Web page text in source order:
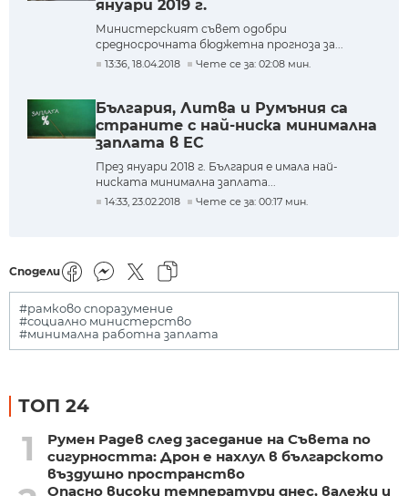
януари 2019 г.
Министерският съвет одобри
средносрочната бюджетна прогноза за...
13:36, 18.04.2018 Чете се за: 02:08 мин.
България, Литва и Румъния са
страните с най-ниска минимална
заплата в ЕС
През януари 2018 г. България е имала най-
ниската минимална заплата...
14:33, 23.02.2018 Чете се за: 00:17 мин.
Сподели
#рамково споразумение
#социално министерство
#минимална работна заплата
ТОП 24
1
Румен Радев след заседание на Съвета по
сигурността: Дрон е нахлул в българското
въздушно пространство
Опасно високи температури днес, валежи и